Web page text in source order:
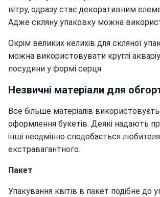
вітру, одразу стає декоративним
Адже скляну упаковку можна
Окрім великих келихів для скляної
можна використовувати круглі
посудини у формі серця.
Незвичні матеріали для
Все більше матеріалів
оформлення букетів. Деякі надають
інші неодмінно сподобається
екстравагантного.
Пакет
Упакування квітів в пакет подібне до